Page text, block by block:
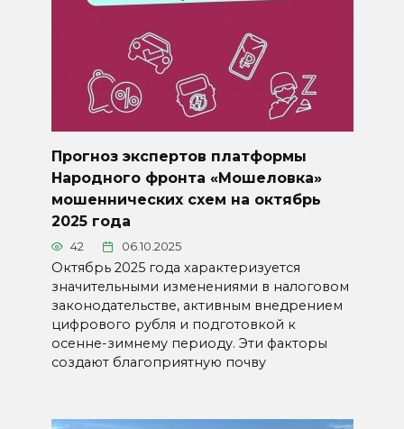
Прогноз экспертов платформы
Народного фронта «Мошеловка»
мошеннических схем на октябрь
2025 года
42 06.10.2025
Октябрь 2025 года характеризуется
значительными изменениями в налоговом
законодательстве, активным внедрением
цифрового рубля и подготовкой к
осенне-зимнему периоду. Эти факторы
создают благоприятную почву